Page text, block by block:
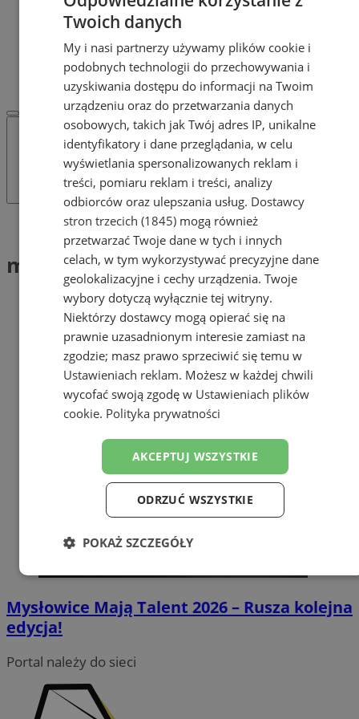
POLECAMY
Protocol IT
Pracuj.pl - praca w Mysłowicach
REKLAMA
WSPÓŁPRACA
Tag: mieszkańcy Mysłowic
mieszkańcy Mysłowic (1)
Mysłowice Mają Talent 2026 – Rusza kolejna
edycja!
Portal należy do sieci
Twoich danych
My i nasi partnerzy używamy plików cookie i
podobnych technologii do przechowywania i
uzyskiwania dostępu do informacji na Twoim
urządzeniu oraz do przetwarzania danych
osobowych, takich jak Twój adres IP, unikalne
identyfikatory i dane przeglądania, w celu
wyświetlania spersonalizowanych reklam i
treści, pomiaru reklam i treści, analizy
odbiorców oraz ulepszania usług. Dostawcy
stron trzecich (1845) mogą również
przetwarzać Twoje dane w tych i innych
celach, w tym wykorzystywać precyzyjne dane
geolokalizacyjne i cechy urządzenia. Twoje
wybory dotyczą wyłącznie tej witryny.
Niektórzy dostawcy mogą opierać się na
prawnie uzasadnionym interesie zamiast na
zgodzie; masz prawo sprzeciwić się temu w
Ustawieniach reklam. Możesz w każdej chwili
wycofać swoją zgodę w Ustawieniach plików
cookie. Polityka prywatności
AKCEPTUJ WSZYSTKIE
ODRZUĆ WSZYSTKIE
POKAŻ SZCZEGÓŁY
Niezbędne Wydajność Targetowanie